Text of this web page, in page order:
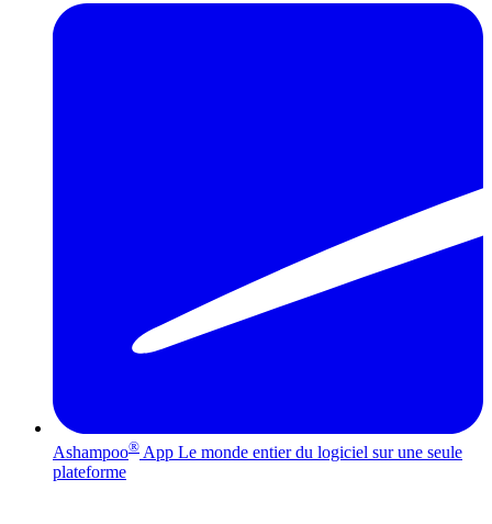
Ashampoo® App Le monde entier du logiciel sur une seule
plateforme